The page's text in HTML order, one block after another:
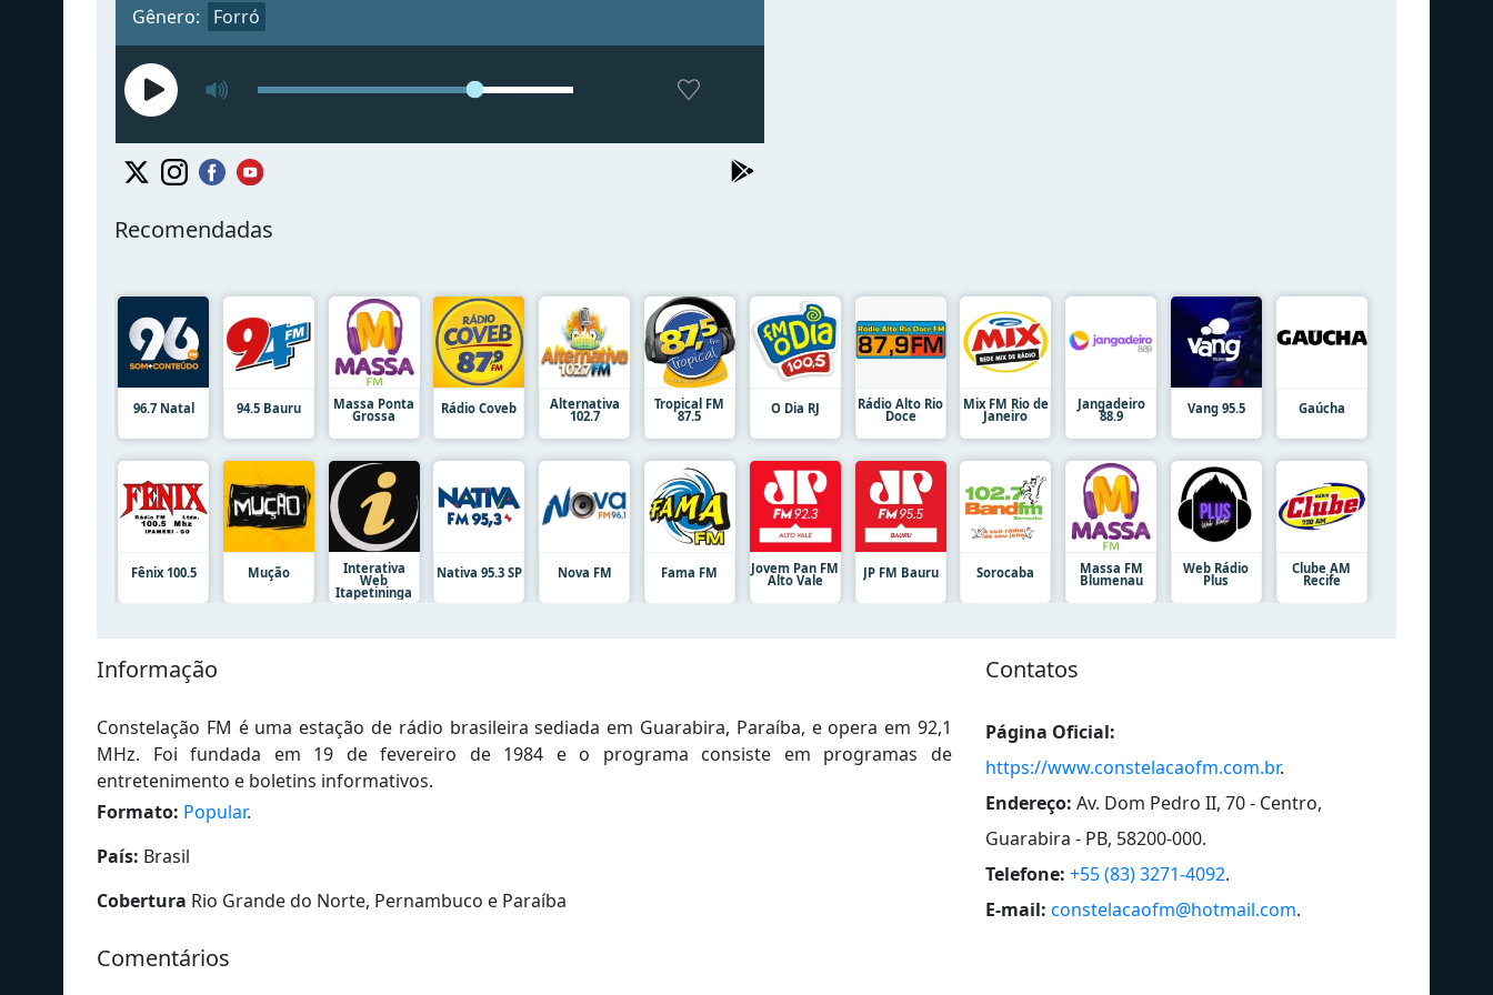
Gênero: Forró
Recomendadas
96.7 Natal 94.5 Bauru Massa Ponta
Grossa Rádio Coveb Alternativa
102.7
Tropical FM
87.5 O Dia RJ Rádio Alto Rio
Doce
Mix FM Rio de
Janeiro
Jangadeiro
88.9 Vang 95.5 Gaúcha
Fênix 100.5 Mução Interativa
Web
Itapetininga
Nativa 95.3 SP Nova FM Fama FM Jovem Pan FM
Alto Vale JP FM Bauru Sorocaba Massa FM
Blumenau
Web Rádio
Plus
Clube AM
Recife
Informação
Constelação FM é uma estação de rádio brasileira sediada em Guarabira, Paraíba, e opera em 92,1
MHz. Foi fundada em 19 de fevereiro de 1984 e o programa consiste em programas de
entretenimento e boletins informativos.
Formato: Popular.
País: Brasil
Cobertura Rio Grande do Norte, Pernambuco e Paraíba
Contatos
Página Oficial:
https://www.constelacaofm.com.br.
Endereço: Av. Dom Pedro II, 70 - Centro,
Guarabira - PB, 58200-000.
Telefone: +55 (83) 3271-4092.
E-mail: constelacaofm@hotmail.com.
Comentários